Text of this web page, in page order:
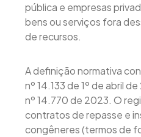
pública e empresas
bens ou serviços fora
de recursos.
A definição normativa
nº 14.133 de 1º de abril
nº 14.770 de 2023. O
contratos de repasse e
congêneres (termos de